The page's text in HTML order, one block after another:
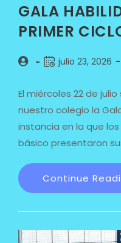
GALA
PRIMER
julio 23, 2026
El miércoles 22 de
nuestro colegio la
instancia en la que
básico presentaron
Continue